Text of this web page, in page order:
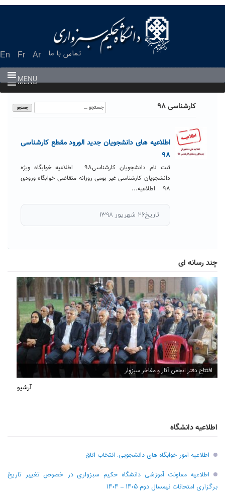
En Fr Ar تماس با ما
MENU
MENU
کارشناسی ۹۸
جستجو
برای:
اطلاعیه های دانشجویان جدید الورود مقطع کارشناسی
۹۸
ثبت نام دانشجویان کارشناسی۹۸ اطلاعیه خوابگاه ویژه
دانشجویان کارشناسی غیر بومی روزانه متقاضی خوابگاه ورودی
۹۸ اطلاعیه...
تاریخ۲۶ شهریور ۱۳۹۸
چند رسانه ای
افتتاح دفتر انجمن آثار و مفاخر سبزوار
آرشیو
اطلاعیه دانشگاه
اطلاعیه امور خوابگاه های دانشجویی: انتخاب اتاق
اطلاعیه معاونت آموزشی دانشگاه حکیم سبزواری در خصوص تغییر تاریخ
برگزاری امتحانات نیمسال دوم ۱۴۰۵ – ۱۴۰۴